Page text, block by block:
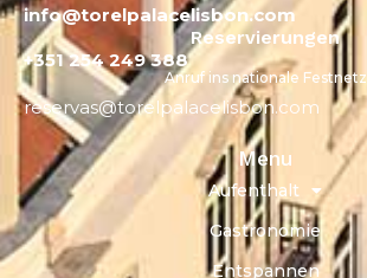
info@torelpalacelisbon.com
Reservierungen
+351 254 249 388
Anruf ins nationale Festnetz
reservas@torelpalacelisbon.com
Menu
Aufenthalt
Gastronomie
Entspannen